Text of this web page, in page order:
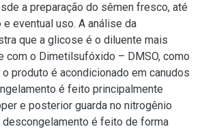
a preparação do sêmen fresco, até
eventual uso. A análise da
que a glicose é o diluente mais
com o Dimetilsufóxido – DMSO, como
produto é acondicionado em canudos
é feito principalmente
e posterior guarda no nitrogênio
descongelamento é feito de forma